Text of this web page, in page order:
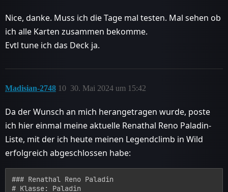
Nice, danke. Muss ich die Tage mal testen. Mal sehen ob
ich alle Karten zusammen bekomme.
Evtl tune ich das Deck ja.
Madisian-2748 30. Mai 2024 um 15:42
10
Da der Wunsch an mich herangetragen wurde, poste
ich hier einmal meine aktuelle Renathal Reno Paladin-
Liste, mit der ich heute meinen Legendclimb in Wild
erfolgreich abgeschlossen habe:
### Renathal Reno Paladin
# Klasse: Paladin